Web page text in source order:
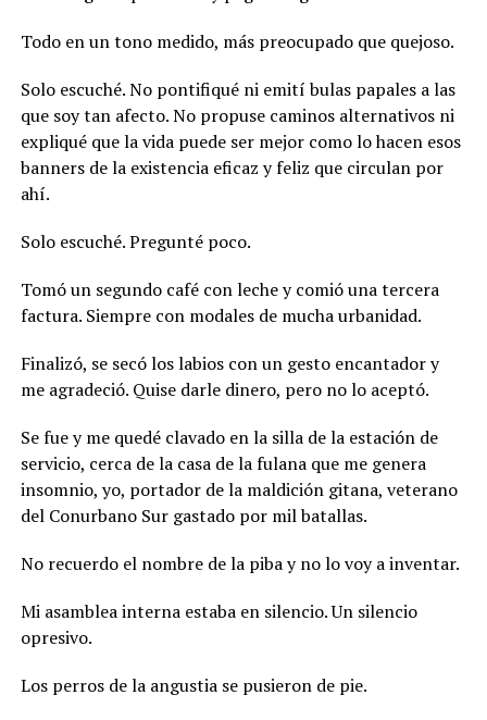
Todo en un tono medido, más preocupado que quejoso.
Solo escuché. No pontifiqué ni emití bulas papales a las
que soy tan afecto. No propuse caminos alternativos ni
expliqué que la vida puede ser mejor como lo hacen esos
banners de la existencia eficaz y feliz que circulan por
ahí.
Solo escuché. Pregunté poco.
Tomó un segundo café con leche y comió una tercera
factura. Siempre con modales de mucha urbanidad.
Finalizó, se secó los labios con un gesto encantador y
me agradeció. Quise darle dinero, pero no lo aceptó.
Se fue y me quedé clavado en la silla de la estación de
servicio, cerca de la casa de la fulana que me genera
insomnio, yo, portador de la maldición gitana, veterano
del Conurbano Sur gastado por mil batallas.
No recuerdo el nombre de la piba y no lo voy a inventar.
Mi asamblea interna estaba en silencio. Un silencio
opresivo.
Los perros de la angustia se pusieron de pie.